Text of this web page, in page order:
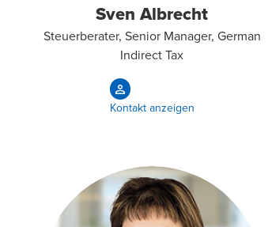
Sven Albrecht
Steuerberater, Senior Manager, German
Indirect Tax
Kontakt anzeigen